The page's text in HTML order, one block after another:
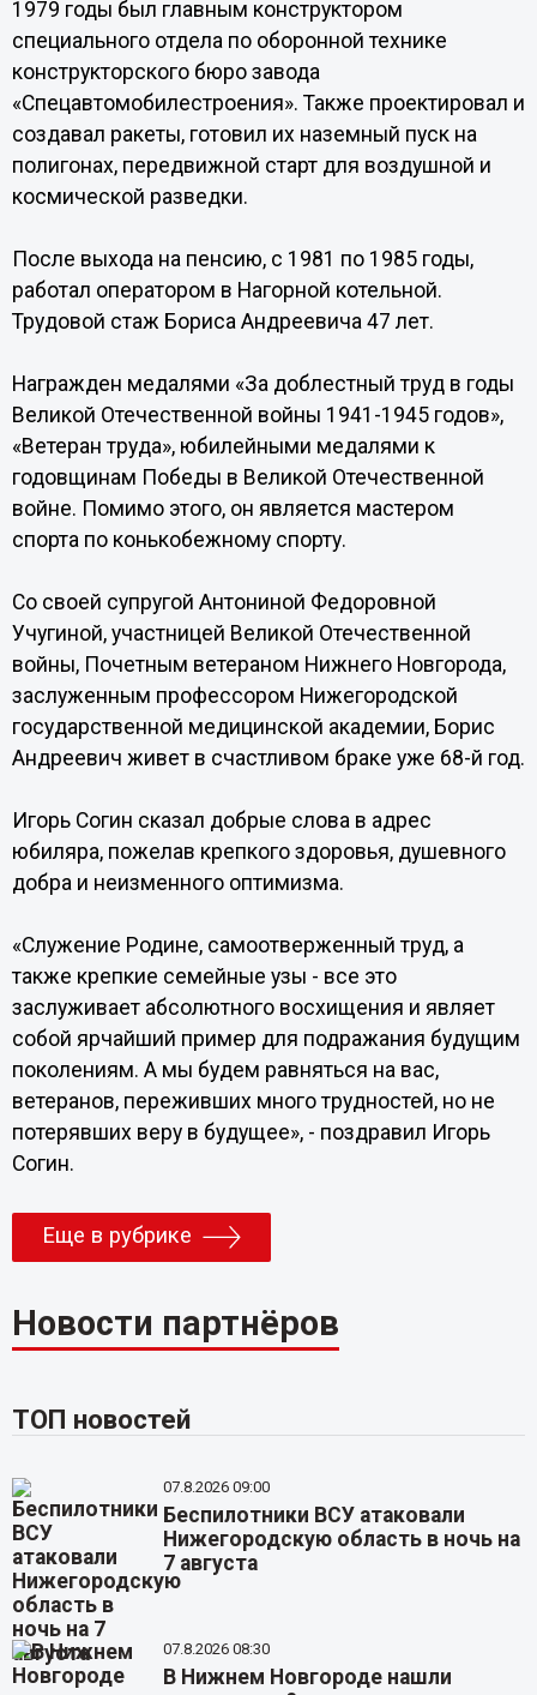
1979 годы был главным конструктором
специального отдела по оборонной технике
конструкторского бюро завода
«Спецавтомобилестроения». Также проектировал и
создавал ракеты, готовил их наземный пуск на
полигонах, передвижной старт для воздушной и
космической разведки.
После выхода на пенсию, с 1981 по 1985 годы,
работал оператором в Нагорной котельной.
Трудовой стаж Бориса Андреевича 47 лет.
Награжден медалями «За доблестный труд в годы
Великой Отечественной войны 1941-1945 годов»,
«Ветеран труда», юбилейными медалями к
годовщинам Победы в Великой Отечественной
войне. Помимо этого, он является мастером
спорта по конькобежному спорту.
Со своей супругой Антониной Федоровной
Учугиной, участницей Великой Отечественной
войны, Почетным ветераном Нижнего Новгорода,
заслуженным профессором Нижегородской
государственной медицинской академии, Борис
Андреевич живет в счастливом браке уже 68-й год.
Игорь Согин сказал добрые слова в адрес
юбиляра, пожелав крепкого здоровья, душевного
добра и неизменного оптимизма.
«Служение Родине, самоотверженный труд, а
также крепкие семейные узы - все это
заслуживает абсолютного восхищения и являет
собой ярчайший пример для подражания будущим
поколениям. А мы будем равняться на вас,
ветеранов, переживших много трудностей, но не
потерявших веру в будущее», - поздравил Игорь
Согин.
Еще в рубрике
Новости партнёров
ТОП новостей
07.8.2026 09:00
Беспилотники ВСУ атаковали
Нижегородскую область в ночь на
7 августа
07.8.2026 08:30
В Нижнем Новгороде нашли